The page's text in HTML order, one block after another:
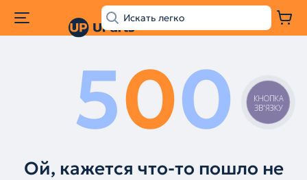
500
Ой, кажется что-то пошло не
КНОПКА
ЗВ'ЯЗКУ